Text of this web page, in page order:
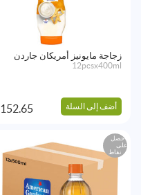
زجاجة مايونيز أمريكان جاردن
12pcsx400ml
أضف إلى السلة 152.65
احصل
على
نقاط